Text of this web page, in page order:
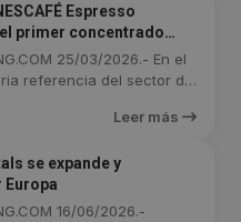
Espresso
primer concentrado
del mercado25/03/2026.- En el
referencia del sector de
Leer más
se expande y
16/06/2026.-